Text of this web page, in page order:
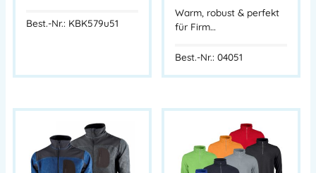
Best.-Nr.: KBK579u51
Warm, robust & perfekt
für Firm…
Best.-Nr.: 04051